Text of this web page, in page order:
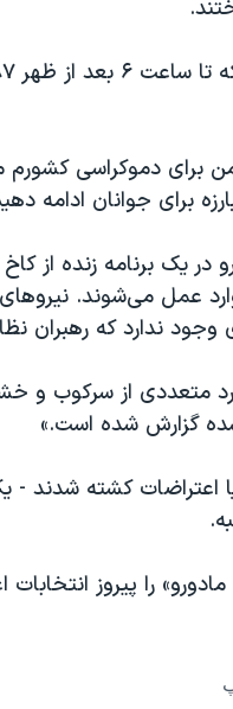
دموکراسی کشورم
برای جوانان ادامه
در یک برنامه زنده از
عمل می‌شوند.
ندارد که رهبران
متعددی از سرکوب
گزارش شده است.»
اعتراضات کشته شدند
را پیروز انتخابات